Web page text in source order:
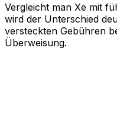
Vergleicht man Xe mit
wird der Unterschied
versteckten Gebühren
Überweisung.